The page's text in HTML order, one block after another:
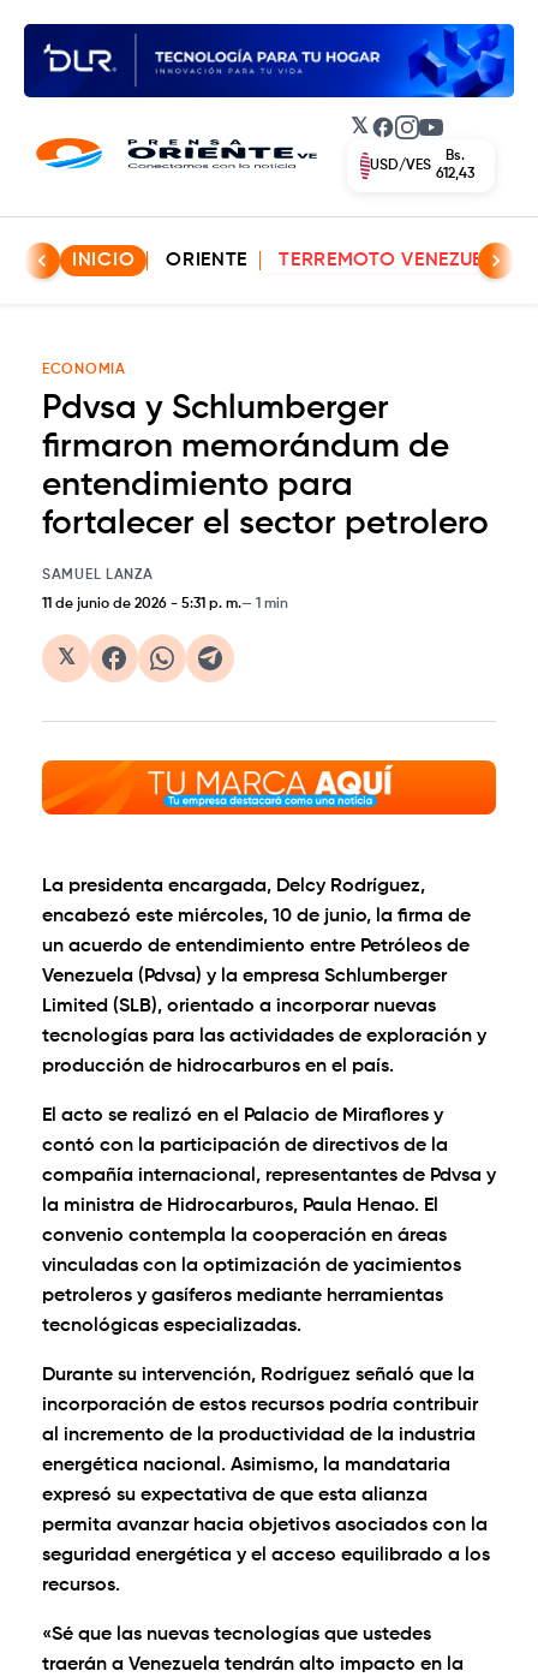
𝕏 Facebook
Instagram
YouTube
EUR/VES
Bs.
702,42
INICIO ORIENTE TERREMOTO VENEZUELA
ECONOMIA
Pdvsa y Schlumberger
firmaron memorándum de
entendimiento para
fortalecer el sector petrolero
SAMUEL LANZA
11 de junio de 2026 - 5:31 p. m. 1 min
𝕏
La presidenta encargada, Delcy Rodríguez,
encabezó este miércoles, 10 de junio, la firma de
un acuerdo de entendimiento entre Petróleos de
Venezuela (Pdvsa) y la empresa Schlumberger
Limited (SLB), orientado a incorporar nuevas
tecnologías para las actividades de exploración y
producción de hidrocarburos en el país.
El acto se realizó en el Palacio de Miraflores y
contó con la participación de directivos de la
compañía internacional, representantes de Pdvsa y
la ministra de Hidrocarburos, Paula Henao. El
convenio contempla la cooperación en áreas
vinculadas con la optimización de yacimientos
petroleros y gasíferos mediante herramientas
tecnológicas especializadas.
Durante su intervención, Rodríguez señaló que la
incorporación de estos recursos podría contribuir
al incremento de la productividad de la industria
energética nacional. Asimismo, la mandataria
expresó su expectativa de que esta alianza
permita avanzar hacia objetivos asociados con la
seguridad energética y el acceso equilibrado a los
recursos.
«Sé que las nuevas tecnologías que ustedes
traerán a Venezuela tendrán alto impacto en la